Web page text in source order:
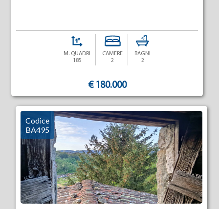
M. QUADRI
185
CAMERE
2
BAGNI
2
€ 180.000
Codice
BA495